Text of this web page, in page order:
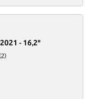
- 16,2"
2